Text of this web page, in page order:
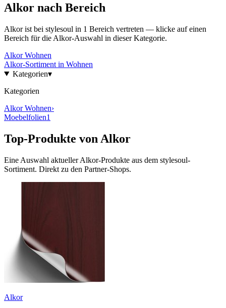
Alkor nach Bereich
Alkorist bei stylesoul in 1 Bereich vertreten — klicke auf einen
Bereich für die Alkor-Auswahl in dieser Kategorie.
Alkor Wohnen
Alkor-Sortiment in Wohnen
Kategorien▾
Kategorien
Alkor Wohnen›
Moebelfolien1
Top-Produkte von Alkor
Eine Auswahl aktuellerAlkor-Produkte aus dem stylesoul-
Sortiment. Direkt zu den Partner-Shops.
Alkor